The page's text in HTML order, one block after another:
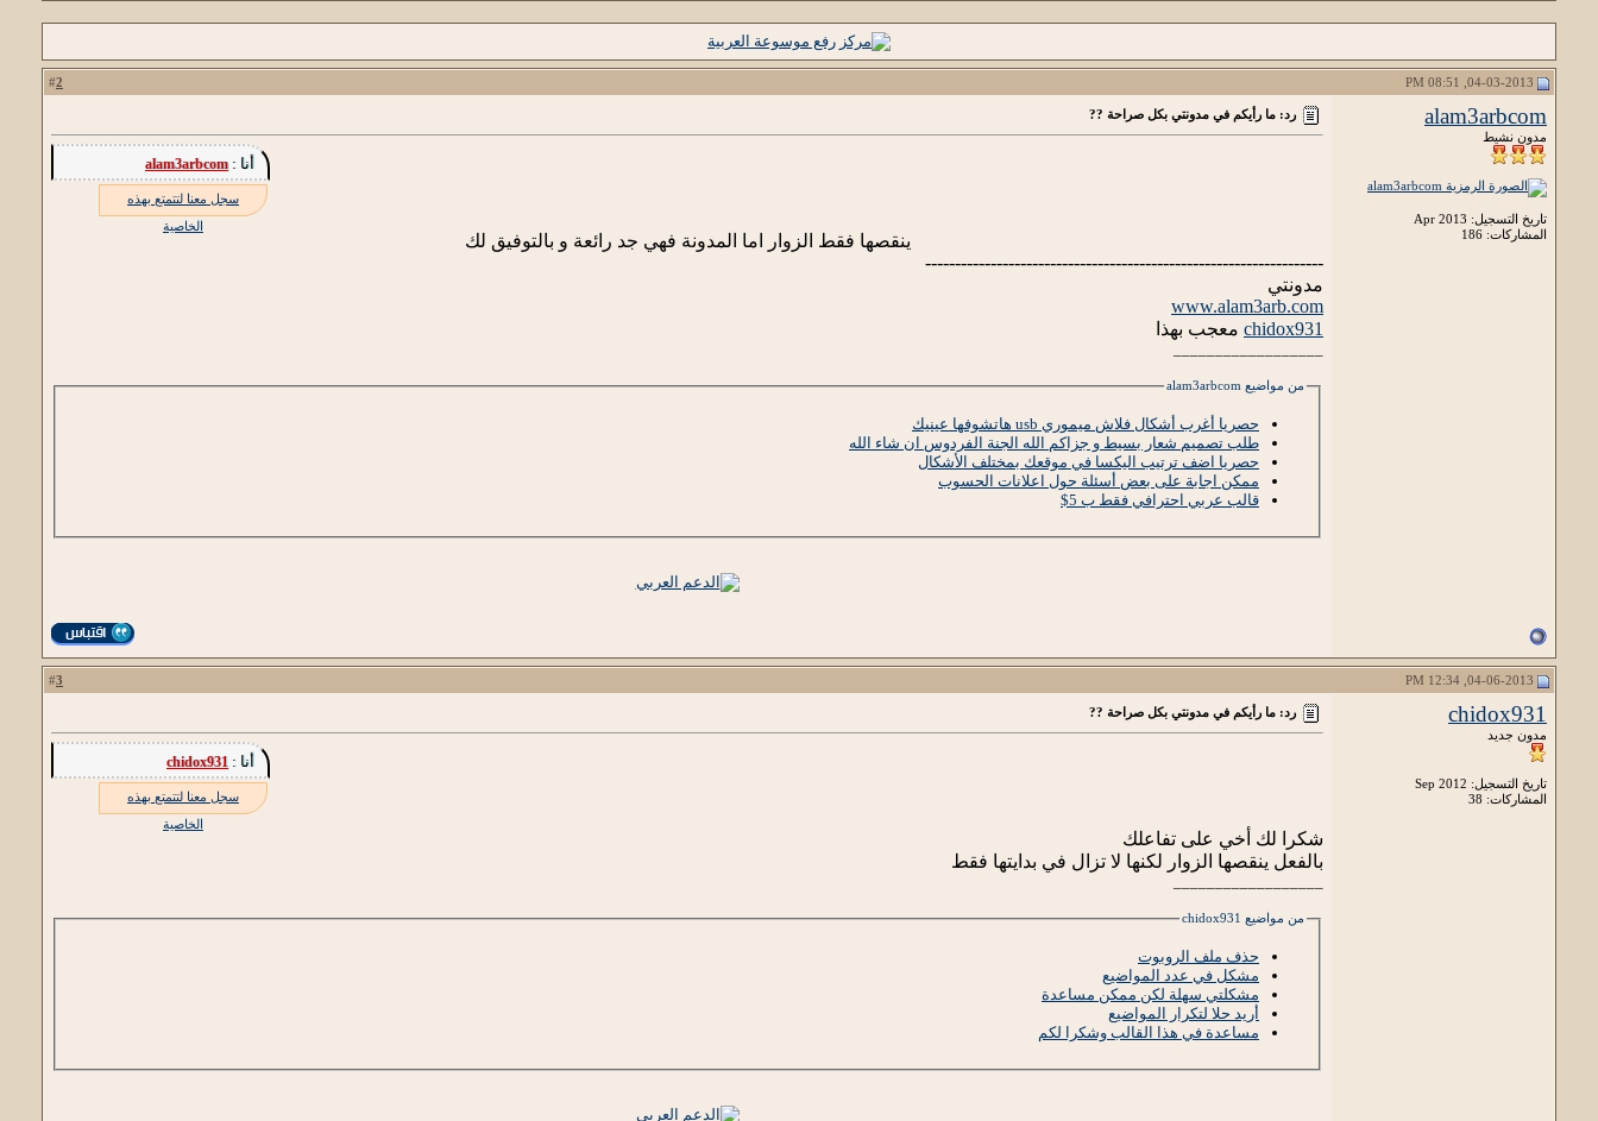
2
alam3arbcom
مدون نشيط
تاريخ التسجيل: Apr 2013
المشاركات: 186
رد: ما رأيكم في مدونتي بكل صراحة ??
أنا :alam3arbcom
سجل معنا لتتمتع بهذه
الخاصية
ينقصها فقط الزوار اما المدونة فهي جد رائعة و بالتوفيق لك
-------------------------------------------------------------------
مدونتي
www.alam3arb.com
chidox931 معجب بهذا
من مواضيع alam3arbcom
حصريا أغرب أشكال فلاش ميموري usb هاتشوفها عينيك
طلب تصميم شعار بسيط و جزاكم الله الجنة الفردوس ان شاء الله
حصريا اضف ترتيب اليكسا في موقعك بمختلف الأشكال
ممكن اجابة على بعض أسئلة حول اعلانات الحسوب
قالب عربي احترافي فقط ب 5$
3
chidox931
مدون جديد
تاريخ التسجيل: Sep 2012
المشاركات: 38
رد: ما رأيكم في مدونتي بكل صراحة ??
أنا : chidox931
سجل معنا لتتمتع بهذه
الخاصية
شكرا لك أخي على تفاعلك
بالفعل ينقصها الزوار لكنها لا تزال في بدايتها فقط
من مواضيع chidox931
حذف ملف الروبوت
مشكل في عدد المواضيع
مشكلتي سهلة لكن ممكن مساعدة
أريد حلا لتكرار المواضيع
مساعدة في هذا القالب وشكرا لكم